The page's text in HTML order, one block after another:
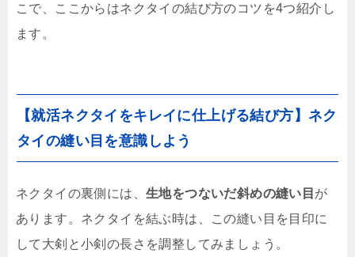
こで、ここからはネクタイの結び方のコツを4つ紹介し
ます。
【就活ネクタイをキレイに仕上げる結び方】ネク
タイの縫い目を意識しよう
ネクタイの裏側には、 生地をつないだ斜めの縫い目 が
あります。ネクタイを結ぶ時は、この縫い目を目印に
して大剣と小剣の長さを調整してみましょう。